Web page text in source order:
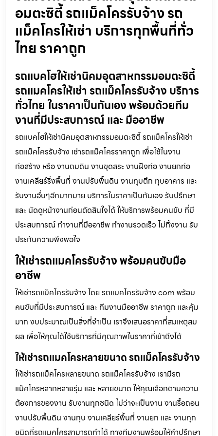
อมตะซิตี้ รถแม็คโครรับจ้าง รถ
แม็คโครให้เช่า บริการทุกพื้นที่ทั่ว
ไทย ราคาถูก
รถแบคโฮให้เช่านิคมอุตสาหกรรมอมตะซิตี้
รถแมคโครให้เช่า รถแม็คโครรับจ้าง บริการ
ทั่วไทย ในราคาเป็นกันเอง พร้อมด้วยทีม
งานที่มีประสบการณ์ และ มืออาชีพ
รถแบคโฮให้เช่านิคมอุตสาหกรรมอมตะซิตี้ รถแม็คโครให้เช่า
รถแม็คโครรับจ้าง เช่ารถแม็คโครราคาถูก เพื่อใช้ในงาน
ก่อสร้าง หรือ งานถมดิน งานขุดสระ งานฝังท่อ งานยกท่อ
งานเคลียร์ริ่งพื้นที่ งานปรับพื้นดิน งานทุบตึก ทุบอาคาร และ
รับงานอื่นๆอีกมากมาย บริการในราคาเป็นกันเอง รับปรึกษา
และ นัดดูหน้างานก่อนตัดสินใจได้ ให้บริการพร้อมคนขับ ที่มี
ประสบการณ์ ทำงานที่มืออาชีพ ทำงานรวดเร็ว ไม่ทิ้งงาน รับ
ประกันความพึงพอใจ
ให้เช่ารถแมคโครรับจ้าง พร้อมคนขับมือ
อาชีพ
ให้เช่ารถแม็คโครรับจ้าง โดย รถแมคโครรับจ้าง.com พร้อม
คนขับที่มีประสบการณ์ และ ทีมงานมืออาชีพ ราคาถูก และคุ้ม
มาก งบประมาณเป็นสิ่งที่จำเป็น เราจึงเสนอราคาที่สมเหตุสม
ผล เพื่อให้คุณได้ใช้บริการที่มีคุณภาพในราคาที่เข้าถึงได้
ให้เช่ารถแมคโครหลายขนาด รถแม็คโครรับจ้าง
ให้เช่ารถแม็คโครหลายขนาด รถแม็คโครรับจ้าง เรามีรถ
แม็คโครหลากหลายรุ่น และ หลายขนาด ให้คุณเลือกตามความ
ต้องการของงาน รับงานทุกชนิด ไม่ว่าจะเป็นงาน งานรื้อถอน
งานปรับพื้นดิน งานทุบ งานเคลียร์พื้นที่ งานยก และ งานทุก
ชนิดที่รถแมคโครสามารถทำได้ ทางทีมงานพร้อมให้คำปรึกษา